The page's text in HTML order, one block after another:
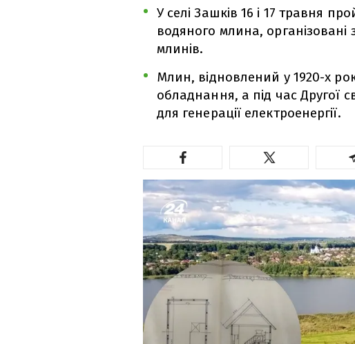
У селі Зашків 16 і 17 травня
водяного млина, організовані
млинів.
Млин, відновлений у 1920-х
обладнання, а під час Другої
для генерації електроенергії.